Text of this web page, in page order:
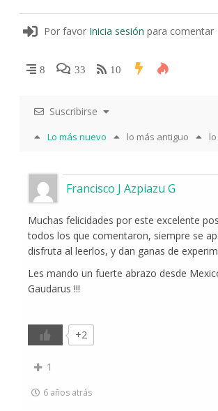
Por favor Inicia sesión para comentar
8 33 10
Suscribirse
Lo más nuevo lo más antiguo
Francisco J Azpiazu G
Muchas felicidades por este excelente
todos los que comentaron, siempre se
disfruta al leerlos, y dan ganas de
Les mando un fuerte abrazo desde
Gaudarus !!!
+2
1
6 años atrás